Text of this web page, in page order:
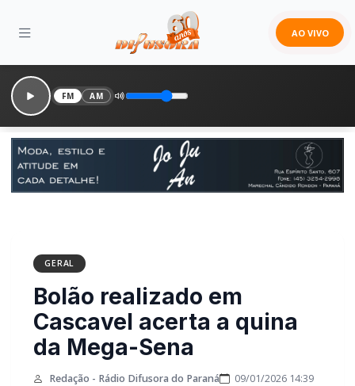
AO VIVO
FM AM
GERAL
Bolão realizado em
Cascavel acerta a quina
da Mega-Sena
Redação - Rádio Difusora do Paraná 09/01/2026 14:39